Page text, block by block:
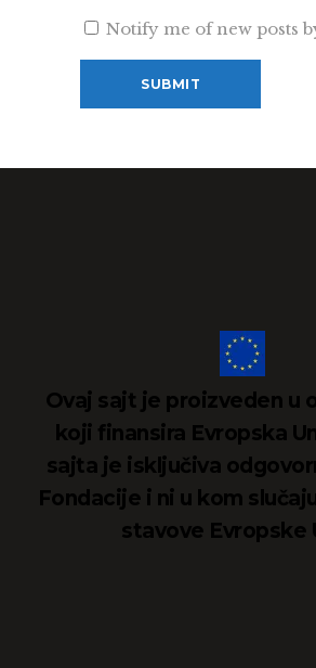
Notify me of new posts
Ovaj sajt je proizveden u
koji finansira Evropska
sajta je isključiva
Fondacije i ni u kom
stavove Evropske